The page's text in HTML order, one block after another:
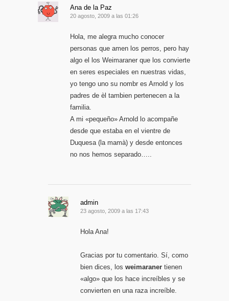
Ana de la Paz
20 agosto, 2009 a las 01:26
Hola, me alegra mucho conocer
personas que amen los perros, pero hay
algo el los Weimaraner que los convierte
en seres especiales en nuestras vidas,
yo tengo uno su nombr es Arnold y los
padres de èl tambien pertenecen a la
familia.
A mi «pequeño» Arnold lo acompañe
desde que estaba en el vientre de
Duquesa (la mamà) y desde entonces
no nos hemos separado…..
admin
23 agosto, 2009 a las 17:43
Hola Ana!
Gracias por tu comentario. Sí, como
bien dices, los weimaraner tienen
«algo» que los hace increíbles y se
convierten en una raza increíble.